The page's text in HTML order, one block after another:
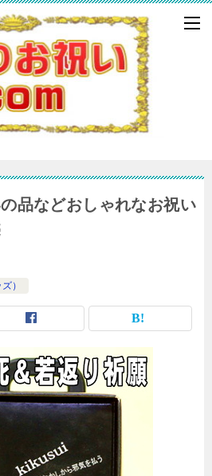
品などおしゃれなお祝い
）